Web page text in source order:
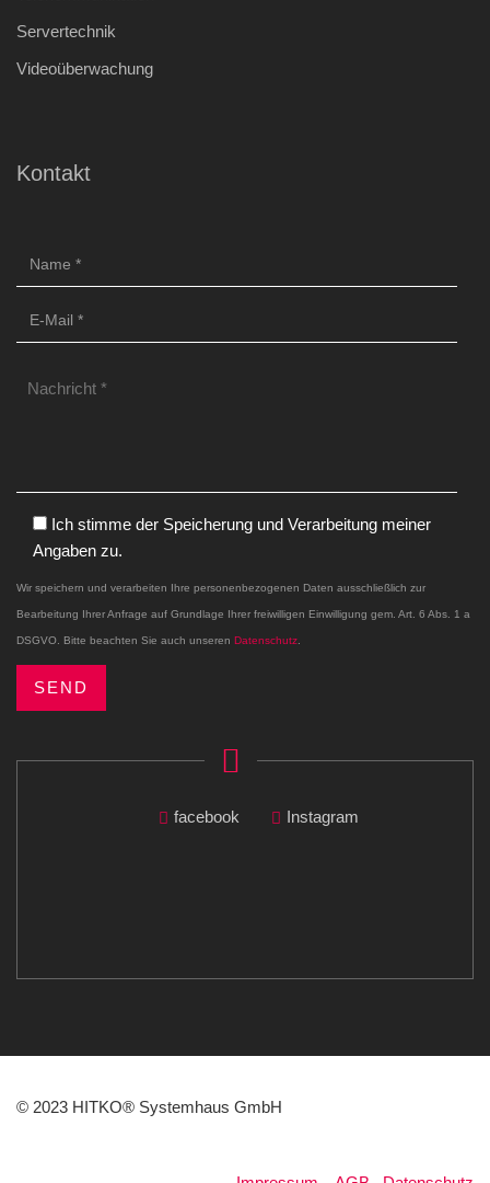
Servertechnik
Videoüberwachung
Kontakt
Ich stimme der Speicherung und Verarbeitung meiner
Angaben zu.
Wir speichern und verarbeiten Ihre personenbezogenen Daten ausschließlich zur
Bearbeitung Ihrer Anfrage auf Grundlage Ihrer freiwilligen Einwilligung gem. Art. 6 Abs. 1 a
DSGVO. Bitte beachten Sie auch unseren Datenschutz.
facebook Instagram
© 2023 HITKO® Systemhaus GmbH